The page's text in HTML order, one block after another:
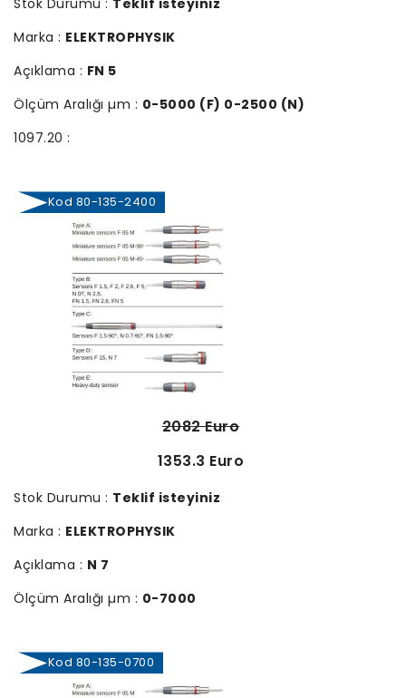
Stok Durumu : Teklif isteyiniz
Marka : ELEKTROPHYSIK
Açıklama : FN 5
Ölçüm Aralığı µm : 0-5000 (F) 0-2500 (N)
1097.20 :
Kod 80-135-2400
2082 Euro
1353.3 Euro
Stok Durumu : Teklif isteyiniz
Marka : ELEKTROPHYSIK
Açıklama : N 7
Ölçüm Aralığı µm : 0-7000
Kod 80-135-0700